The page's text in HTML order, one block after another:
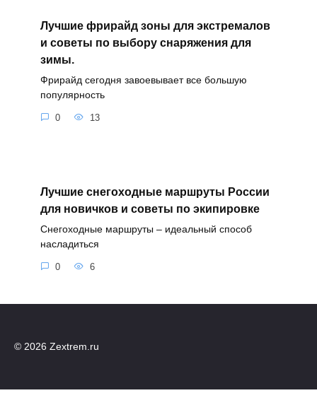
Лучшие фрирайд зоны для экстремалов
и советы по выбору снаряжения для
зимы.
Фрирайд сегодня завоевывает все большую
популярность
0 13
Лучшие снегоходные маршруты России
для новичков и советы по экипировке
Снегоходные маршруты – идеальный способ
насладиться
0 6
© 2026 Zextrem.ru